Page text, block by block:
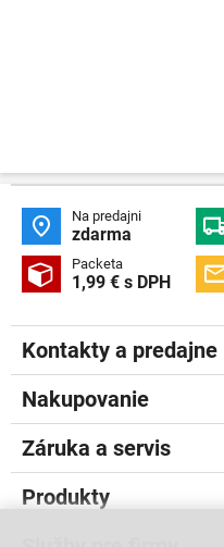
 Na predajni
zdarma
 Packeta
1,99 € s DPH
Kontakty a predajne
Nakupovanie
Záruka a servis
Produkty